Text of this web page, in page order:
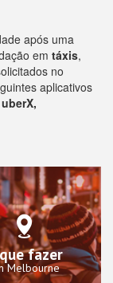
após uma
em táxis,
no
aplicativos
uberX,
fazer
Melbourne